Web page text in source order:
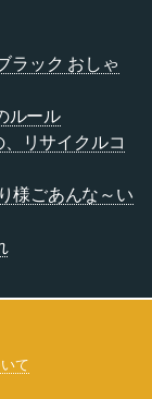
ラック おしゃ
ルール
リサイクルコ
様ごあんな～い
て